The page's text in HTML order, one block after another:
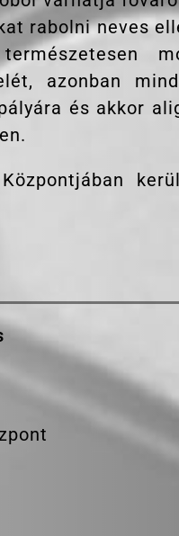
rabolni neves
azonban
és akkor